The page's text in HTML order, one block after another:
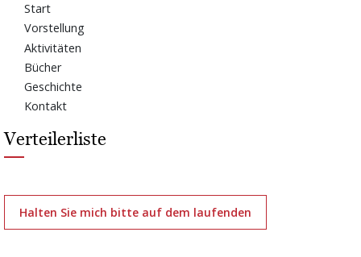
Start
Vorstellung
Aktivitäten
Bücher
Geschichte
Kontakt
Verteilerliste
Halten Sie mich bitte auf dem laufenden